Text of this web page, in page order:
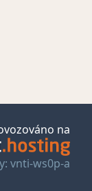
na
vnti-ws0p-a